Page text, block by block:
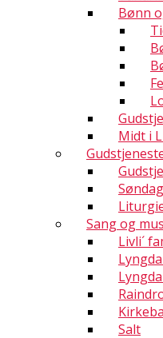
Bønn
Midt i
Sang og
Livli´
Salt